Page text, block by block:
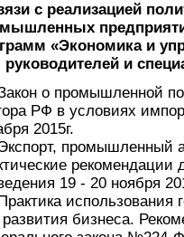
с реализацией
«Экономика и
руководителей и
о промышленной
РФ в условиях
2015г.
промышленный
19 - 20 ноября
использования
бизнеса.